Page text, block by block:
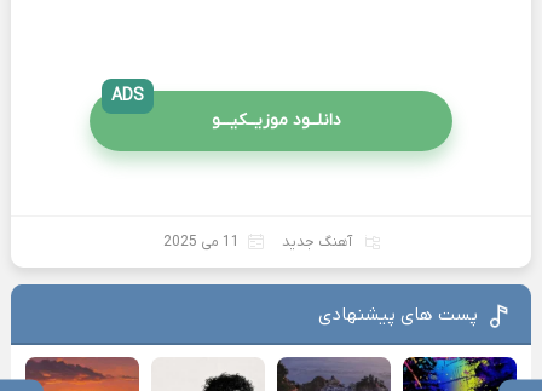
دانلــود موزیــکیـــو
ADS
آهنگ جدید 11 می 2025
پست های پیشنهادی